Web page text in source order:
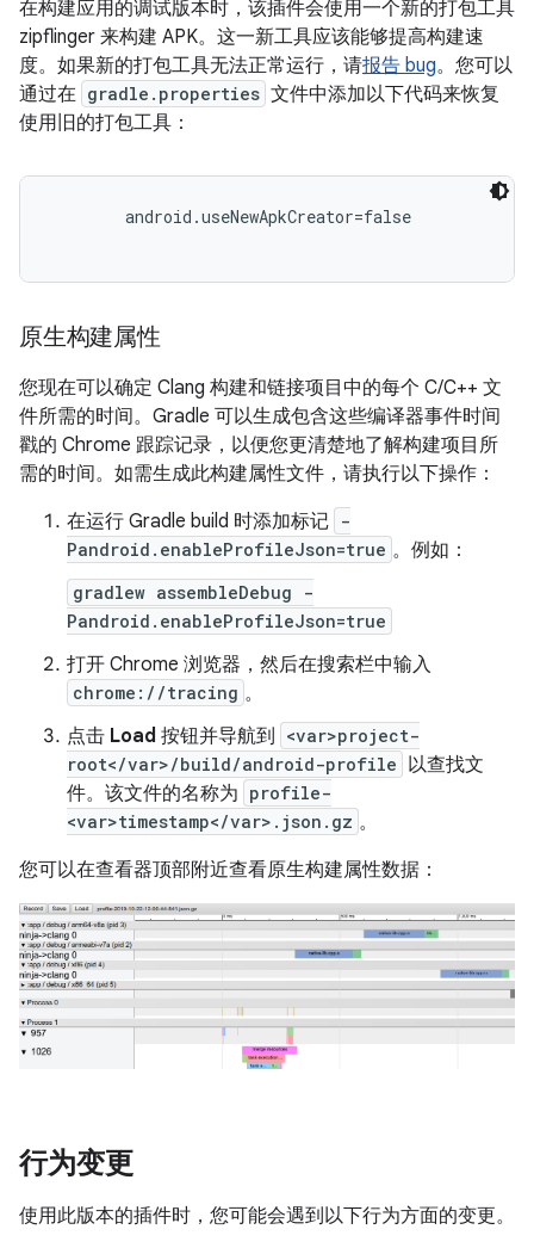
在构建应用的调试版本时，该插件会使用一个新的打包工具
zipflinger 来构建 APK。 这一新工具应该能够提高构建速
度。如果新的打包工具无法正常运行，请报告 bug。您可以
通过在 gradle.properties 文件中添加以下代码来恢复
使用旧的打包工具：
android.useNewApkCreator=false
原生构建属性
您现在可以确定 Clang 构建和链接项目中的每个 C/C++ 文
件所需的时间。Gradle 可以生成包含这些编译器事件时间
戳的 Chrome 跟踪记录，以便您更清楚地了解构建项目所
需的时间。如需生成此构建属性文件，请执行以下操作：
在运行 Gradle build 时添加标记 -
Pandroid.enableProfileJson=true 。例如：
gradlew assembleDebug -
Pandroid.enableProfileJson=true
打开 Chrome 浏览器，然后在搜索栏中输入
chrome://tracing 。
点击 Load 按钮并导航到
<var>project-
root</var>/build/android-profile 以查找文
件。该文件的名称为 profile-
<var>timestamp</var>.json.gz 。
您可以在查看器顶部附近查看原生构建属性数据：
行为变更
使用此版本的插件时，您可能会遇到以下行为方面的变更。